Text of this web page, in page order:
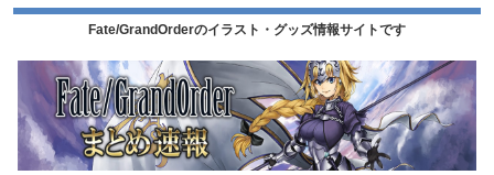
Fate/GrandOrderのイラスト・グッズ情報サイトです